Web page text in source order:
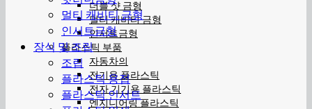
더블 샷 금형
멀티 캐비티 금형
인서트금형
플라스틱 부품
자동차의
전기용 플라스틱
전자 기기용 플라스틱
엔지니어링 플라스틱
멀티 캐비티 금형
인서트금형
장식 및 조립
조립
플라스틱 용접
플라스틱 인서트